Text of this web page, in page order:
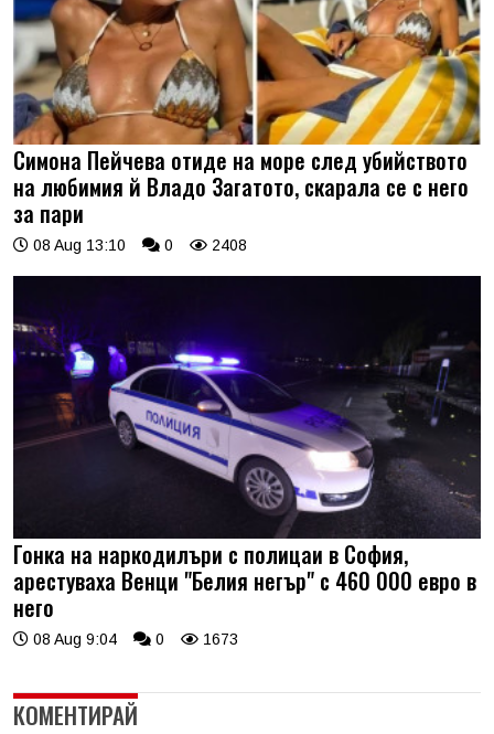
Симона Пейчева отиде на море след убийството
на любимия й Владо Загатото, скарала се с него
за пари
08 Aug 13:10 0 2408
Гонка на наркодилъри с полицаи в София,
арестуваха Венци "Белия негър" с 460 000 евро в
него
08 Aug 9:04 0 1673
КОМЕНТИРАЙ